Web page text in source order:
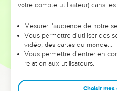
leur foi ou leur vision. Mais on
et les saisons difficiles qu'ils ont
sont elles qui les
Dans cette conférence, leaders,
clés pour avancer avec plus de
votre compte utilisateur) dans
Mesurer l'audience de notre
Vous permettre d'utiliser des
vidéo, des cartes du monde…
Vous permettre d'entrer en
relation aux utilisateurs.
Choisir mes